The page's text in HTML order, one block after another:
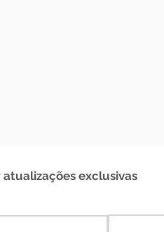
exclusivas